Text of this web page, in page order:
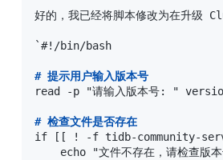
好的，我已经将脚本修改为在升级
`#!/bin/bash
# 提示用户输入版本号
read -p "请输入版本号: "
# 检查文件是否存在
if [[ ! -f tidb-community-
echo "文件不存在，请检查版